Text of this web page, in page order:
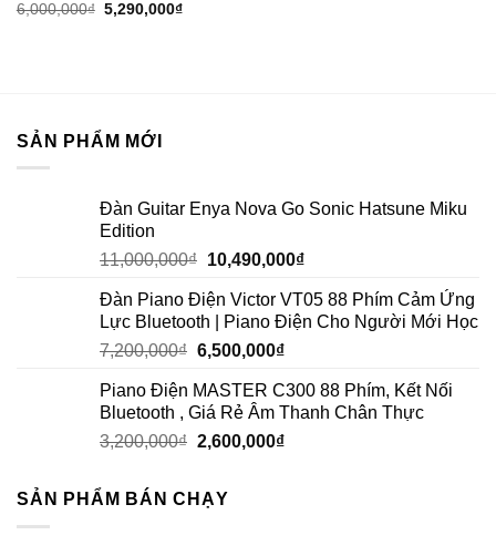
6,000,000₫ 5,290,000₫
SẢN PHẨM MỚI
Đàn Guitar Enya Nova Go Sonic Hatsune Miku
Edition
11,000,000₫ 10,490,000₫
Đàn Piano Điện Victor VT05 88 Phím Cảm Ứng
Lực Bluetooth | Piano Điện Cho Người Mới Học
7,200,000₫ 6,500,000₫
Piano Điện MASTER C300 88 Phím, Kết Nối
Bluetooth , Giá Rẻ Âm Thanh Chân Thực
3,200,000₫ 2,600,000₫
SẢN PHẨM BÁN CHẠY